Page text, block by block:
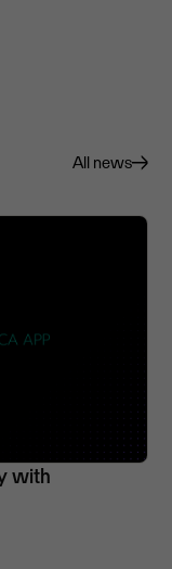
All news
with